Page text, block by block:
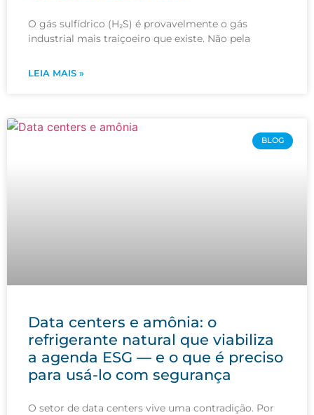
O gás sulfídrico (H₂S) é provavelmente o gás
industrial mais traiçoeiro que existe. Não pela
LEIA MAIS »
BLOG
Data centers e amônia: o
refrigerante natural que viabiliza
a agenda ESG — e o que é preciso
para usá-lo com segurança
O setor de data centers vive uma contradição. Por